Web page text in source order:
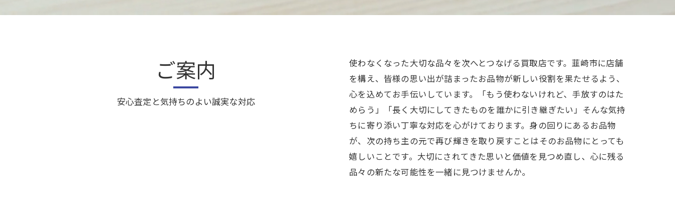
安心査定と気持ちのよい誠実な対応
ご案内
使わなくなった大切な品々を次へとつなげる買取店です。韮崎市に店舗
を構え、皆様の思い出が詰まったお品物が新しい役割を果たせるよう、
心を込めてお手伝いしています。「もう使わないけれど、手放すのはた
めらう」「長く大切にしてきたものを誰かに引き継ぎたい」そんな気持
ちに寄り添い丁寧な対応を心がけております。身の回りにあるお品物
が、次の持ち主の元で再び輝きを取り戻すことはそのお品物にとっても
嬉しいことです。大切にされてきた思いと価値を見つめ直し、心に残る
品々の新たな可能性を一緒に見つけませんか。